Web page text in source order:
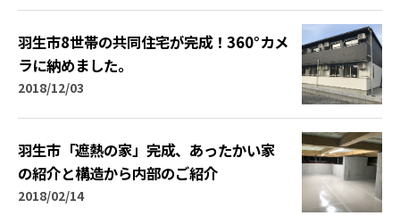
羽生市8世帯の共同住宅が完成！360°カメ
ラに納めました。
2018/12/03
羽生市「遮熱の家」完成、あったかい家
の紹介と構造から内部のご紹介
2018/02/14